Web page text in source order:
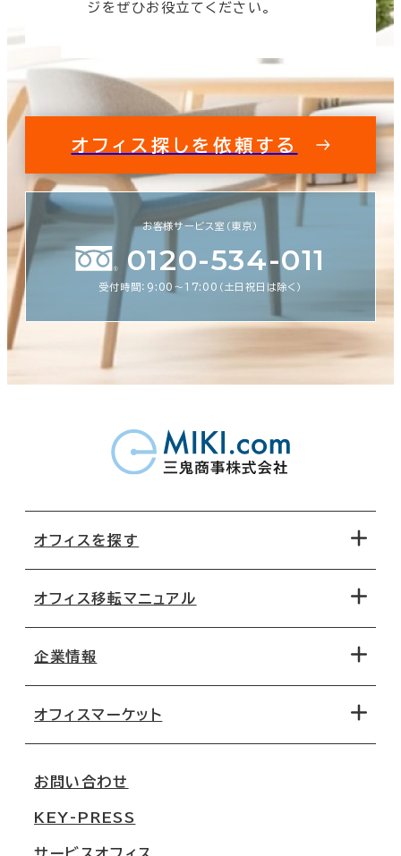
ジをぜひお役立てください。
オフィス探しを依頼する
お客様サービス室（東京）
0120-534-011
受付時間：9:00〜17:00（土日祝日は除く）
オフィスを探す
地図から探す
路線・駅から探す
オフィス移転マニュアル
移転コストシミュレーション
移転スケジュール
オフィス移転Q&A
企業情報
オフィスマーケット
大阪
お問い合わせ
KEY-PRESS
サービスオフィス